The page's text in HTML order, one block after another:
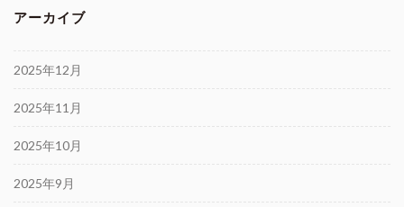
アーカイブ
2025年12月
2025年11月
2025年10月
2025年9月